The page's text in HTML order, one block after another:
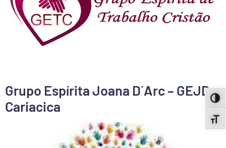
Grupo Espírita Joana D´Arc – GEJD-
Cariacica